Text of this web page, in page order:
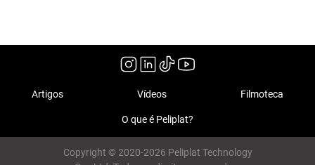
Artigos Vídeos Filmoteca
O que é Peliplat?
Copyright © 2020-2026 Peliplat Technology